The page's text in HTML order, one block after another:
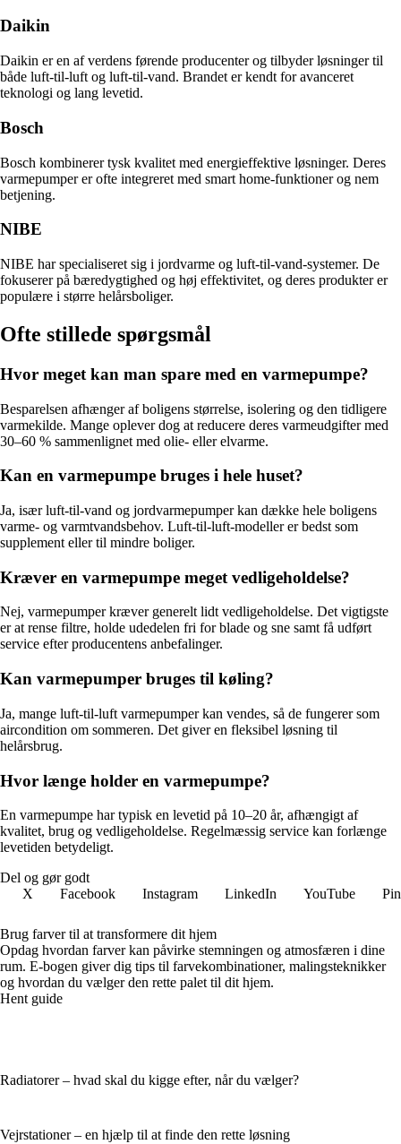
Daikin
Daikin er en af verdens førende producenter og tilbyder løsninger til
både luft-til-luft og luft-til-vand. Brandet er kendt for avanceret
teknologi og lang levetid.
Bosch
Bosch kombinerer tysk kvalitet med energieffektive løsninger. Deres
varmepumper er ofte integreret med smart home-funktioner og nem
betjening.
NIBE
NIBE har specialiseret sig i jordvarme og luft-til-vand-systemer. De
fokuserer på bæredygtighed og høj effektivitet, og deres produkter er
populære i større helårsboliger.
Ofte stillede spørgsmål
Hvor meget kan man spare med en varmepumpe?
Besparelsen afhænger af boligens størrelse, isolering og den tidligere
varmekilde. Mange oplever dog at reducere deres varmeudgifter med
30–60 % sammenlignet med olie- eller elvarme.
Kan en varmepumpe bruges i hele huset?
Ja, især luft-til-vand og jordvarmepumper kan dække hele boligens
varme- og varmtvandsbehov. Luft-til-luft-modeller er bedst som
supplement eller til mindre boliger.
Kræver en varmepumpe meget vedligeholdelse?
Nej, varmepumper kræver generelt lidt vedligeholdelse. Det vigtigste
er at rense filtre, holde udedelen fri for blade og sne samt få udført
service efter producentens anbefalinger.
Kan varmepumper bruges til køling?
Ja, mange luft-til-luft varmepumper kan vendes, så de fungerer som
aircondition om sommeren. Det giver en fleksibel løsning til
helårsbrug.
Hvor længe holder en varmepumpe?
En varmepumpe har typisk en levetid på 10–20 år, afhængigt af
kvalitet, brug og vedligeholdelse. Regelmæssig service kan forlænge
levetiden betydeligt.
Del og gør godt
X
Facebook Instagram LinkedIn YouTube
Brug farver til at transformere dit hjem
Opdag hvordan farver kan påvirke stemningen og atmosfæren i dine
rum. E-bogen giver dig tips til farvekombinationer, malingsteknikker
og hvordan du vælger den rette palet til dit hjem.
Hent guide
Radiatorer – hvad skal du kigge efter, når du vælger?
Vejrstationer – en hjælp til at finde den rette løsning